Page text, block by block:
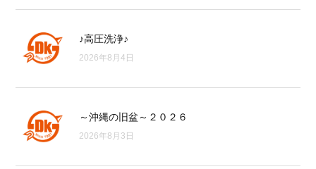
♪高圧洗浄♪
2026年8月4日
～沖縄の旧盆～２０２６
2026年8月3日